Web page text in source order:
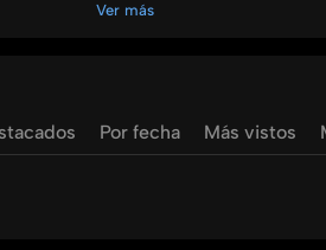
Ver más
Por fecha Más vistos